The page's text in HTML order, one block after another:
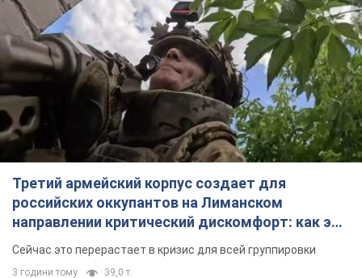
Третий армейский корпус создает для
российских оккупантов на Лиманском
направлении критический дискомфорт: как это
удалось
Сейчас это перерастает в кризис для всей группировки
3 години тому 39,0 т.